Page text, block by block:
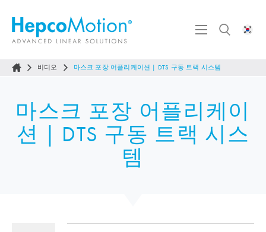
비디오 마스크 포장 어플리케이션 | DTS 구동 트랙 시스템
마스크 포장 어플리케이
션 | DTS 구동 트랙 시스
템